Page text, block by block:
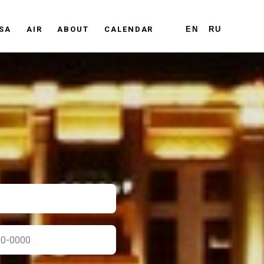
AIR ABOUT CALENDAR EN RU